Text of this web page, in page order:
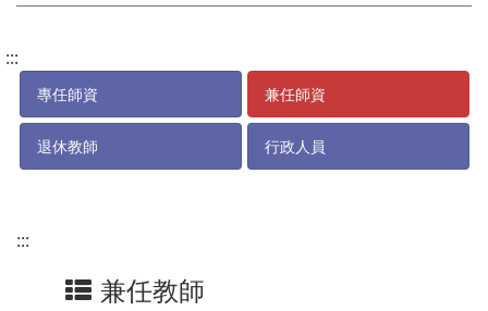
:::
專任師資 兼任師資
退休教師 行政人員
:::
兼任教師